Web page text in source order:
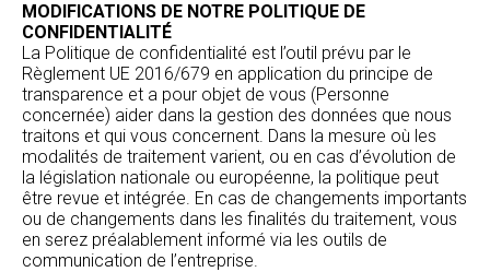
MODIFICATIONS DE NOTRE POLITIQUE DE
CONFIDENTIALITÉ
La Politique de confidentialité est l’outil prévu par le
Règlement UE 2016/679 en application du principe de
transparence et a pour objet de vous (Personne
concernée) aider dans la gestion des données que nous
traitons et qui vous concernent. Dans la mesure où les
modalités de traitement varient, ou en cas d’évolution de
la législation nationale ou européenne, la politique peut
être revue et intégrée. En cas de changements importants
ou de changements dans les finalités du traitement, vous
en serez préalablement informé via les outils de
communication de l’entreprise.